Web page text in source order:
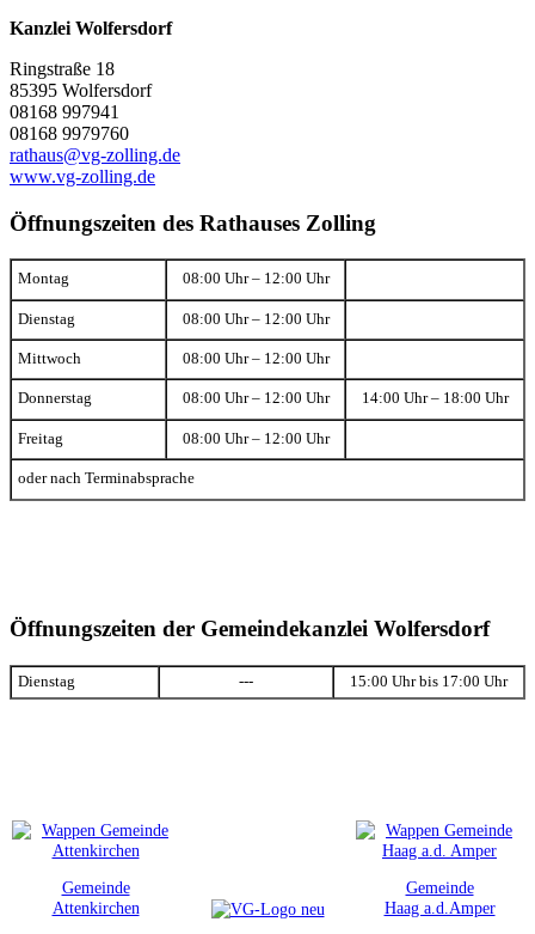
Kanzlei Wolfersdorf
Ringstraße 18
85395 Wolfersdorf
08168 997941
08168 9979760
rathaus@vg-zolling.de
www.vg-zolling.de
Öffnungszeiten des Rathauses Zolling
Montag 08:00 Uhr – 12:00 Uhr
Dienstag 08:00 Uhr – 12:00 Uhr
Mittwoch 08:00 Uhr – 12:00 Uhr
Donnerstag 08:00 Uhr – 12:00 Uhr 14:00 Uhr – 18:00 Uhr
Freitag 08:00 Uhr – 12:00 Uhr
oder nach Terminabsprache
Öffnungszeiten der Gemeindekanzlei Wolfersdorf
Dienstag --- 15:00 Uhr bis 17:00 Uhr
Gemeinde
Attenkirchen
Gemeinde
Haag a.d.Amper